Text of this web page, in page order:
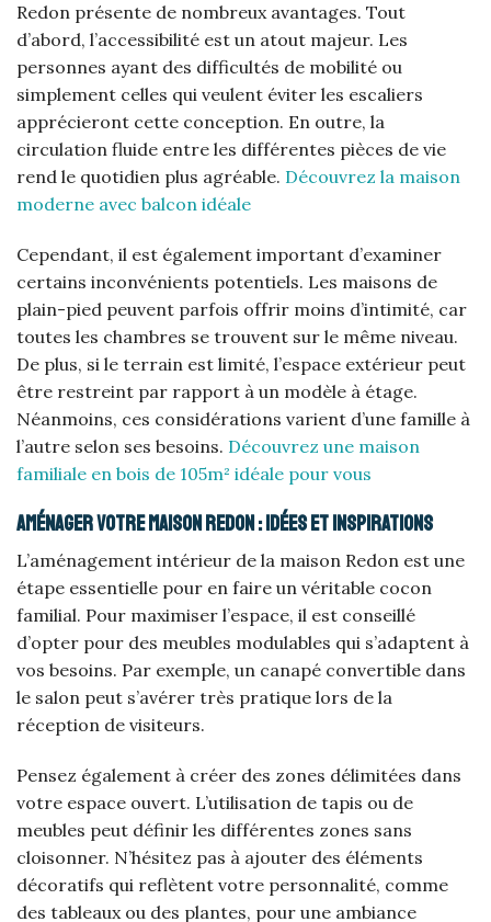
Redon présente de nombreux avantages. Tout
d’abord, l’accessibilité est un atout majeur. Les
personnes ayant des difficultés de mobilité ou
simplement celles qui veulent éviter les escaliers
apprécieront cette conception. En outre, la
circulation fluide entre les différentes pièces de vie
rend le quotidien plus agréable. Découvrez la maison
moderne avec balcon idéale
Cependant, il est également important d’examiner
certains inconvénients potentiels. Les maisons de
plain-pied peuvent parfois offrir moins d’intimité, car
toutes les chambres se trouvent sur le même niveau.
De plus, si le terrain est limité, l’espace extérieur peut
être restreint par rapport à un modèle à étage.
Néanmoins, ces considérations varient d’une famille à
l’autre selon ses besoins. Découvrez une maison
familiale en bois de 105m² idéale pour vous
Aménager votre maison Redon : idées et inspirations
L’aménagement intérieur de la maison Redon est une
étape essentielle pour en faire un véritable cocon
familial. Pour maximiser l’espace, il est conseillé
d’opter pour des meubles modulables qui s’adaptent à
vos besoins. Par exemple, un canapé convertible dans
le salon peut s’avérer très pratique lors de la
réception de visiteurs.
Pensez également à créer des zones délimitées dans
votre espace ouvert. L’utilisation de tapis ou de
meubles peut définir les différentes zones sans
cloisonner. N’hésitez pas à ajouter des éléments
décoratifs qui reflètent votre personnalité, comme
des tableaux ou des plantes, pour une ambiance